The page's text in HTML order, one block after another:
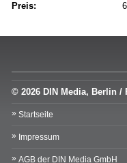
Preis:
© 2026 DIN Media, Berlin /
Startseite
Impressum
AGB der DIN Media GmbH